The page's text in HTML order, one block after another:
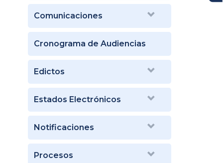
Comunicaciones
Cronograma de Audiencias
Edictos
Estados Electrónicos
Notificaciones
Procesos